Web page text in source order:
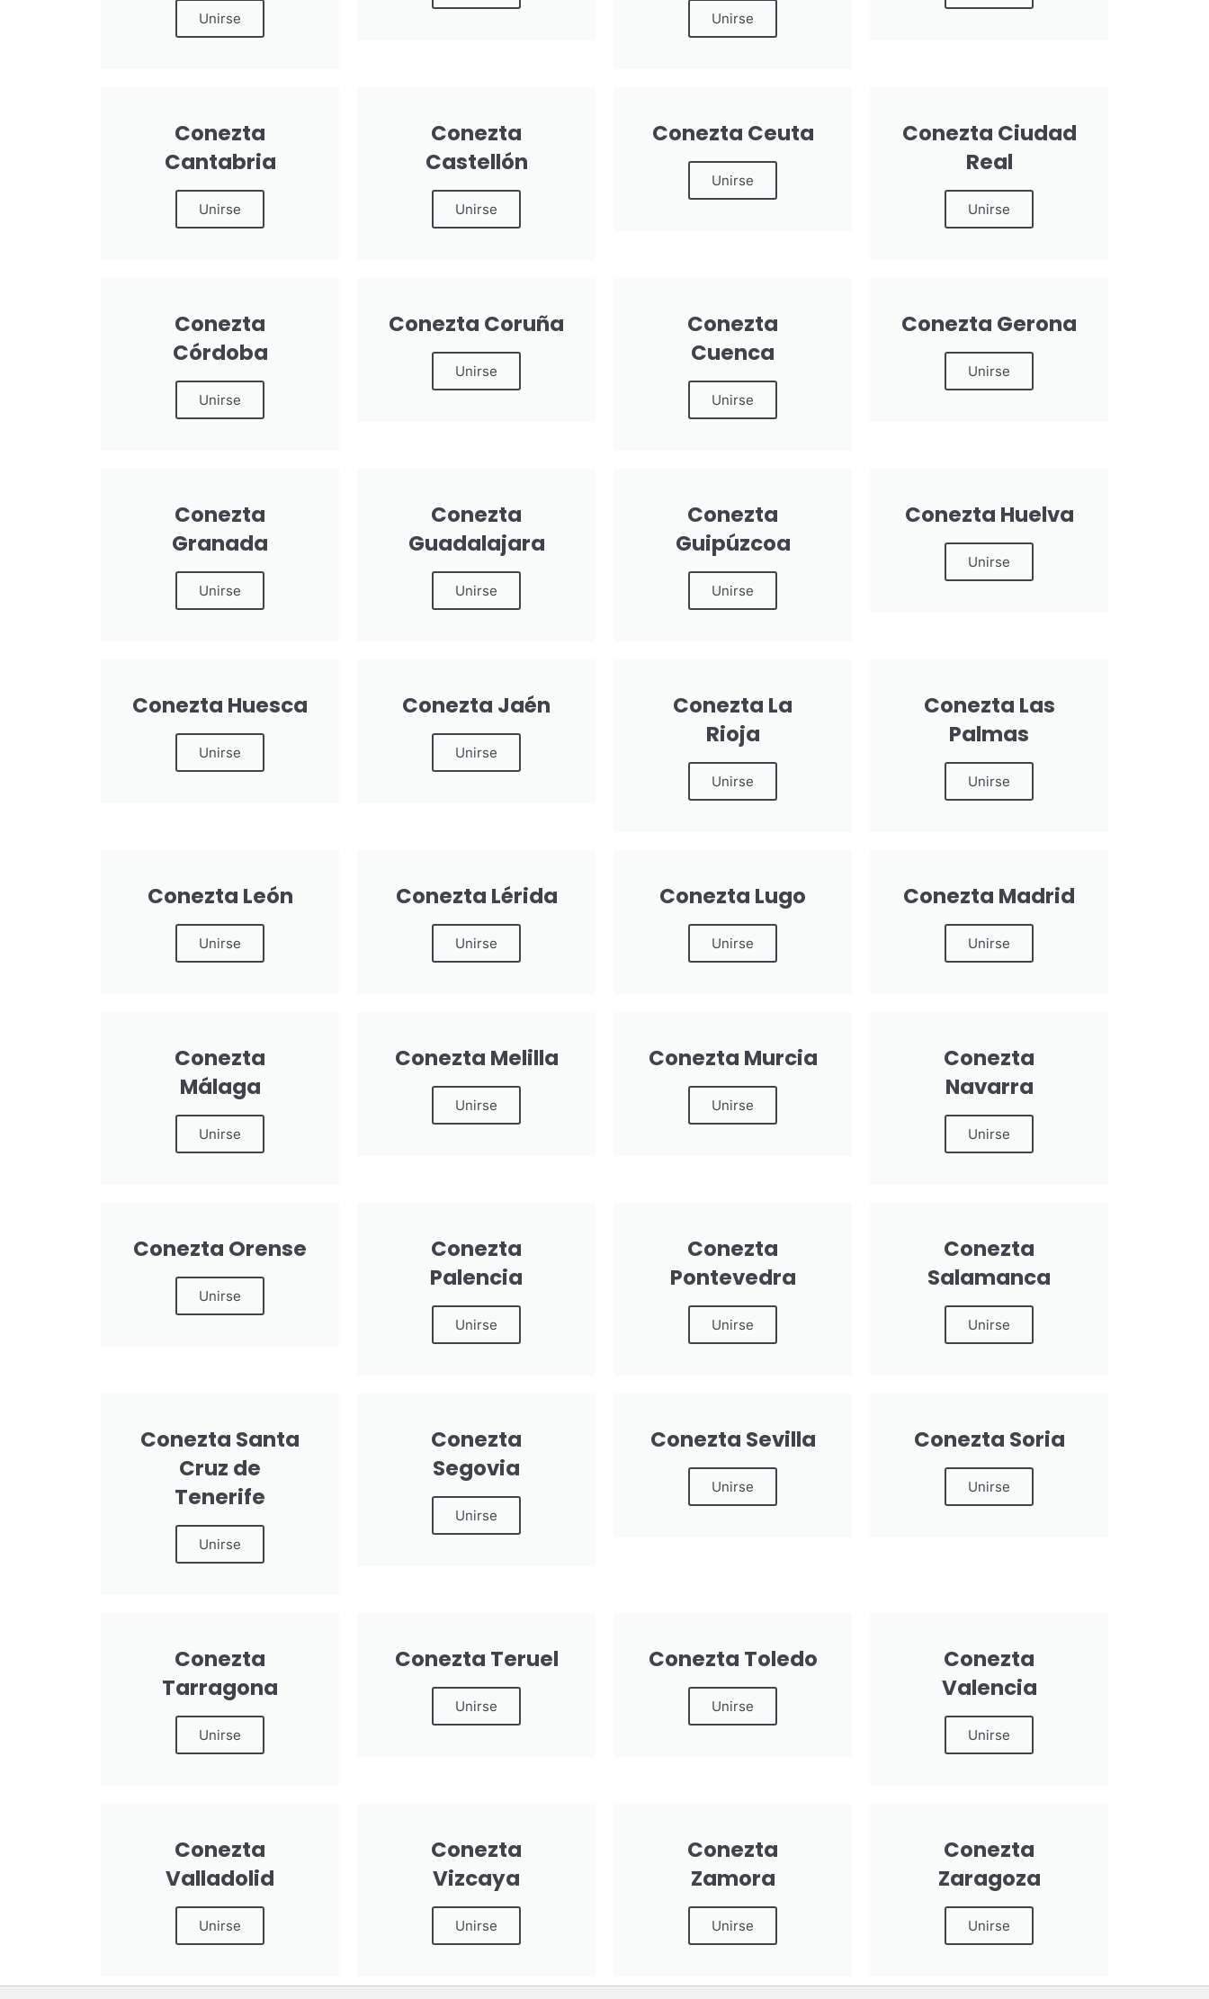
Unirse Unirse
Conezta
Cantabria
Unirse
Conezta
Castellón
Unirse
Conezta Ceuta
Unirse
Conezta Ciudad
Real
Unirse
Conezta
Córdoba
Unirse
Conezta Coruña
Unirse
Conezta
Cuenca
Unirse
Conezta Gerona
Unirse
Conezta
Granada
Unirse
Conezta
Guadalajara
Unirse
Conezta
Guipúzcoa
Unirse
Conezta Huelva
Unirse
Conezta Huesca
Unirse
Conezta Jaén
Unirse
Conezta La
Rioja
Unirse
Conezta Las
Palmas
Unirse
Conezta León
Unirse
Conezta Lérida
Unirse
Conezta Lugo
Unirse
Conezta Madrid
Unirse
Conezta
Málaga
Unirse
Conezta Melilla
Unirse
Conezta Murcia
Unirse
Conezta
Navarra
Unirse
Conezta Orense
Unirse
Conezta
Palencia
Unirse
Conezta
Pontevedra
Unirse
Conezta
Salamanca
Unirse
Conezta Santa
Cruz de
Tenerife
Unirse
Conezta
Segovia
Unirse
Conezta Sevilla
Unirse
Conezta Soria
Unirse
Conezta
Tarragona
Unirse
Conezta Teruel
Unirse
Conezta Toledo
Unirse
Conezta
Valencia
Unirse
Conezta
Valladolid
Unirse
Conezta
Vizcaya
Unirse
Conezta
Zamora
Unirse
Conezta
Zaragoza
Unirse